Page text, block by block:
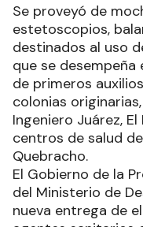
Se proveyó de
estetoscopios,
destinados al uso
que se desempeña
de primeros
colonias
Ingeniero Juárez,
centros de salud
Quebracho.
El Gobierno de la
del Ministerio de
nueva entrega de